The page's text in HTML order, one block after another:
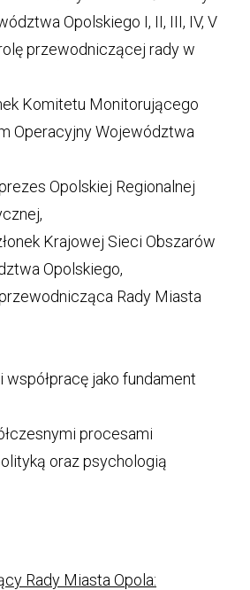
Opolskiego I, II, III, IV, V
przewodniczącej rady w
Komitetu Monitorującego
Operacyjny Województwa
Opolskiej Regionalnej
Krajowej Sieci Obszarów
Opolskiego,
Rady Miasta
współpracę jako fundament
procesami
oraz psychologią
Rady Miasta Opola: